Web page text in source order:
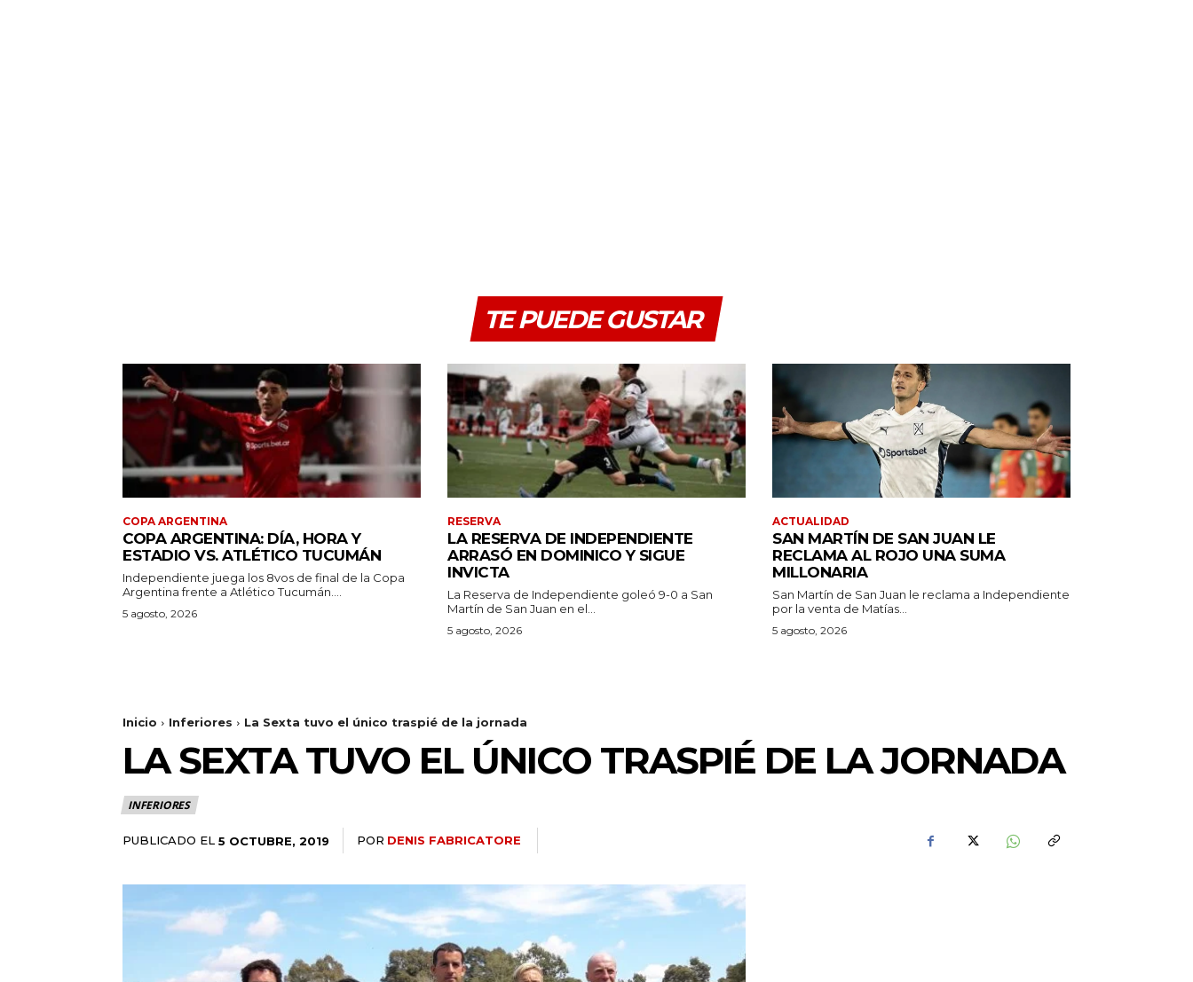
TE PUEDE GUSTAR
COPA ARGENTINA
COPA ARGENTINA: DÍA, HORA Y
ESTADIO VS. ATLÉTICO TUCUMÁN
Independiente juega los 8vos de final de la Copa
Argentina frente a Atlético Tucumán....
5 agosto, 2026
RESERVA
LA RESERVA DE INDEPENDIENTE
ARRASÓ EN DOMINICO Y SIGUE
INVICTA
La Reserva de Independiente goleó 9-0 a San
Martín de San Juan en el...
5 agosto, 2026
ACTUALIDAD
SAN MARTÍN DE SAN JUAN LE
RECLAMA AL ROJO UNA SUMA
MILLONARIA
San Martín de San Juan le reclama a Independiente
por la venta de Matías...
5 agosto, 2026